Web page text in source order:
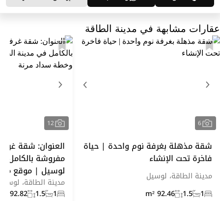
عقارات مشابهة في مدينة الطاقة
6
شقة مذهلة بغرفة نوم واحدة | حياة
فاخرة تحت الإنشاء
مدينة الطاقة، لوسيل
1
1.5
92.46 m²
12
العنوان: شقة
مفروشة بالكامل
لوسيل | موقع
مدينة الطاقة،
1
1.5
92.82 m²